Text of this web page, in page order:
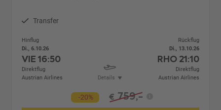
Transfer
Hinflug
Di., 6.10.26
VIE16:50
Direktflug
Austrian Airlines
Details
Rückflug
Di., 13.10.26
RHO 21:10
Direktflug
Austrian Airlines
-20% € 759,-